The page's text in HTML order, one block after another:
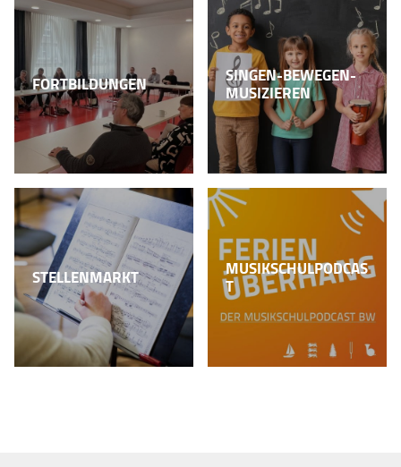
FORTBILDUNGEN
SINGEN-BEWEGEN-
MUSIZIEREN
STELLENMARKT
MUSIKSCHULPODCAS
T